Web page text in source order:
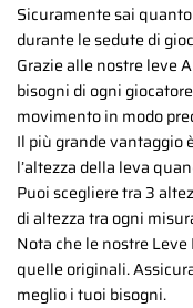
Sicuramente sai
durante le sedute di
Grazie alle nostre leve
bisogni di ogni
movimento in modo
Il più grande vantaggio
l’altezza della leva
Puoi scegliere tra 3
di altezza tra ogni
Nota che le nostre
quelle originali.
meglio i tuoi bisogni.